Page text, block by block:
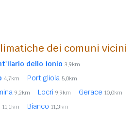
dei comuni vicini
dello Ionio 3,9km
4,7km Portigliola 5,0km
9,2km Locri 9,9km Gerace 10,0km
11,1km Bianco 11,3km